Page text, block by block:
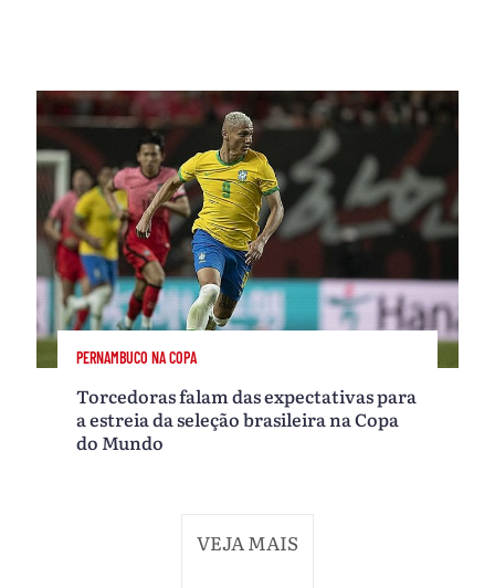
PERNAMBUCO NA COPA
Torcedoras falam das expectativas para
a estreia da seleção brasileira na Copa
do Mundo
VEJA MAIS